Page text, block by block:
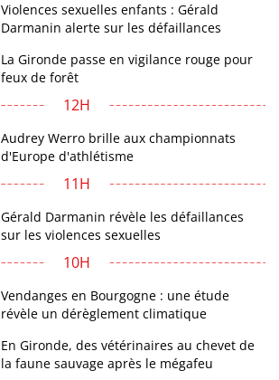
Violences sexuelles enfants : Gérald
Darmanin alerte sur les défaillances
La Gironde passe en vigilance rouge pour
feux de forêt
12H
Audrey Werro brille aux championnats
d'Europe d'athlétisme
11H
Gérald Darmanin révèle les défaillances
sur les violences sexuelles
10H
Vendanges en Bourgogne : une étude
révèle un dérèglement climatique
En Gironde, des vétérinaires au chevet de
la faune sauvage après le mégafeu